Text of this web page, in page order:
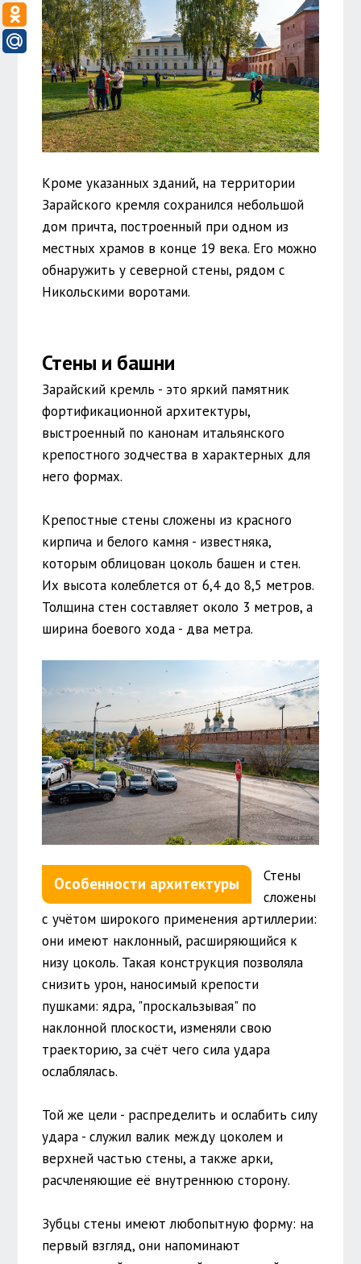
Кроме указанных зданий, на территории
Зарайского кремля сохранился небольшой
дом причта, построенный при одном из
местных храмов в конце 19 века. Его можно
обнаружить у северной стены, рядом с
Никольскими воротами.
Стены и башни
Зарайский кремль - это яркий памятник
фортификационной архитектуры,
выстроенный по канонам итальянского
крепостного зодчества в характерных для
него формах.
Крепостные стены сложены из красного
кирпича и белого камня - известняка,
которым облицован цоколь башен и стен.
Их высота колеблется от 6,4 до 8,5 метров.
Толщина стен составляет около 3 метров, а
ширина боевого хода - два метра.
Особенности архитектуры
Стены
сложены
с учётом широкого применения артиллерии:
они имеют наклонный, расширяющийся к
низу цоколь. Такая конструкция позволяла
снизить урон, наносимый крепости
пушками: ядра, "проскальзывая" по
наклонной плоскости, изменяли свою
траекторию, за счёт чего сила удара
ослаблялась.
Той же цели - распределить и ослабить силу
удара - служил валик между цоколем и
верхней частью стены, а также арки,
расчленяющие её внутреннюю сторону.
Зубцы стены имеют любопытную форму: на
первый взгляд, они напоминают